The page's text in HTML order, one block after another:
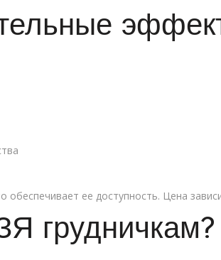
обеспечивает ее доступность. Цена
грудничкам?